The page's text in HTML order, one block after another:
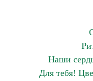
Наши
Для тебя!